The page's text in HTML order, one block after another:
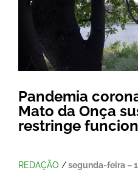
Pandemia
Mato da Onça
restringe
REDAÇÃO /segunda-feira –